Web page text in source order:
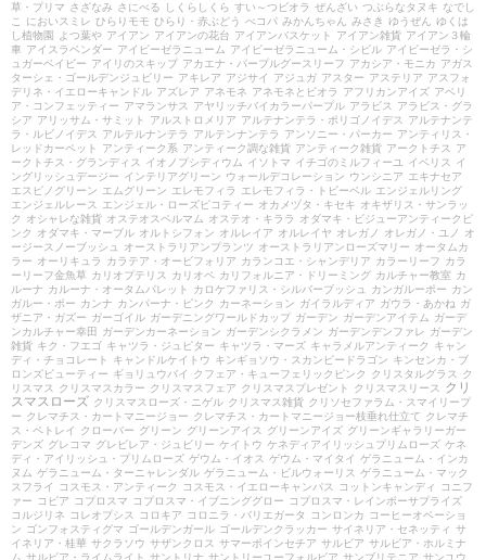
草・プリマ さざなみ さにべる しくらしくら すい～つビオラ ぜんざい つぶらなタヌキ なでし
こ
においスミレ ひらりモモ ひらり・赤ぶどう べコパ みかんちゃん みさき ゆうぜん
ゆくは
し植物園
よつ葉や アイアン アイアンの花台 アイアンバスケット アイアン雑貨 アイアン３輪
車 アイスラベンダー アイビーゼラニューム アイビーゼラニューム・シビル アイビーゼラ・シ
ュガーベイビー アイリのスキップ アカエナ・パープルグースリーフ アカシア・モニカ アガス
ターシェ・ゴールデンジュビリー アキレア アジサイ アジュガ アスター アステリア アスフォ
デリネ・イエローキャンドル アズレア アネモネ アネモネとビオラ アフリカンアイズ アベリ
ア・コンフェッティー アマランサス アヤリッチバイカラーパープル アラビス
アラビス・グラ
シア アリッサム・サミット アルストロメリア アルテナンテラ・ポリゴノイデス
アルテナンテ
ラ・ルビノイデス
アルテルナンテラ アルテンナンテラ アンソニー・パーカー アンティリス・
レッドカーペット
アンティーク系 アンティーク調な雑貨 アンティーク雑貨 アークトチス
ア
ークトチス・グランディス
イオノプシディウム イソトマ イチゴのミルフィーユ イベリス
イ
ングリッシュデージー インテリアグリーン ウォールデコレーション ウンシニア エキナセア
エスピノグリーン エムグリーン エレモフィラ エレモフィラ・トビーベル エンジェルリング
エンジェルレース
エンジェル・ローズピコティー オカメヅタ・キセキ オキザリス・サンラッ
ク
オシャレな雑貨 オステオスペルマム オステオ・キララ
オダマキ・ビジューアンティークピ
ンク
オダマキ・マーブル オルトシフォン オルレイア オルレイヤ オレガノ オレガノ・ユノ
オ
ージースノーブッシュ
オーストラリアンプランツ オーストラリアンローズマリー オータムカ
ラー オーリキュラ カラテア・オービフォリア カランコエ・シャンデリア カラーリーフ カラ
ーリーフ金魚草 カリオプテリス カリオペ カリフォルニア・ドリーミング カルチャー教室 カ
ルーナ カルーナ・オータムパレット カロケファリス・シルバーブッシュ カンガルーポー カン
ガルー・ポー カンナ カンパーナ・ピンク カーネーション ガイラルディア ガウラ・あかね ガ
ザニア・ガズー ガーゴイル ガーデニングワールドカップ ガーデン ガーデンアイテム ガーデ
ンカルチャー幸田
ガーデンカーネーション ガーデンシクラメン ガーデンデンファレ ガーデン
雑貨 キク・フエゴ キャツラ・ジュピター キャツラ・マーズ キャラメルアンティーク
キャン
ディ・チョコレート
キャンドルケイトウ キンギョソウ・スカンピードラゴン キンセンカ・ブ
ロンズビューティー ギョリュウバイ クフェア・キューフェリックピンク クリスタルグラス
ク
リスマス
クリスマスカラー クリスマスフェア クリスマスプレゼント クリスマスリース
クリ
スマスローズ クリスマスローズ・ニゲル クリスマス雑貨 クリソセファラム・スマイリープ
ー クレマチス・カートマニージョー クレマチス・カートマニージョー枝垂れ仕立て クレマチ
ス・ペトレイ
クローバー グリーン グリーンアイス グリーンアイズ グリーンギャラリーガー
デンズ グレコマ グレビレア・ジュビリー ケイトウ ケネディアイリッシュプリムローズ ケネ
ディ・アイリッシュ・プリムローズ ゲウム・イオス ゲウム・マイタイ ゲラニューム・インカ
ヌム ゲラニューム・ターニャレンダル ゲラニューム・ビルウォーリス ゲラニューム・マック
スフライ
コスモス・アンティーク コスモス・イエローキャンパス コットンキャンディ
コニフ
ァー
コピア コプロスマ コプロスマ・イブニンググロー
コプロスマ・レインボーサプライズ
コルジリネ
コレオプシス コロキア コロニラ・バリエガータ コンロンカ
コーヒーオベーショ
ン ゴンフォスティグマ ゴールデンガール ゴールデンクラッカー サイネリア・セネッティ サ
イネリア・桂華 サクラソウ サザンクロス サマーポインセチア サルビア サルビア・ホルミナ
ム サルビア・ライムライト サントリナ サントリーユーフォルビア サンブリテニア サンユウ